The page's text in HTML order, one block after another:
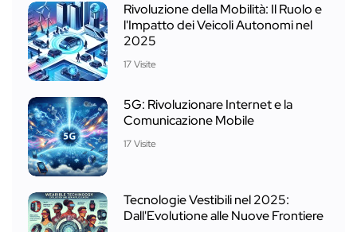
Rivoluzione della Mobilità: Il Ruolo e
l'Impatto dei Veicoli Autonomi nel
2025
17 Visite
5G: Rivoluzionare Internet e la
Comunicazione Mobile
17 Visite
Tecnologie Vestibili nel 2025:
Dall'Evolutione alle Nuove Frontiere